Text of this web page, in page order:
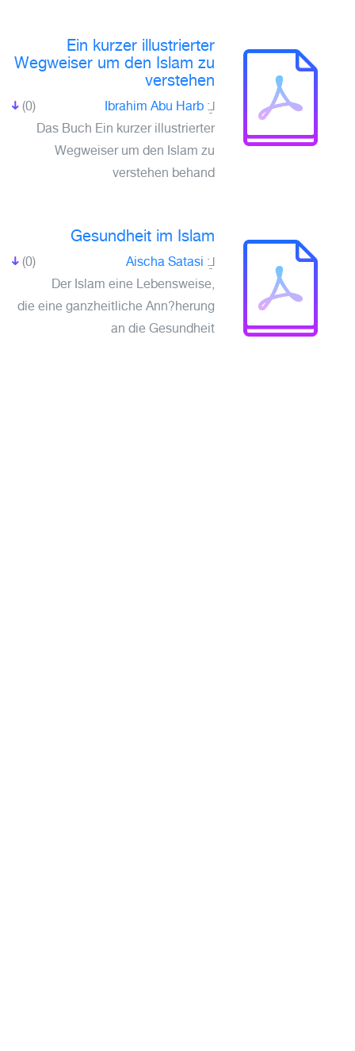
Ein kurzer illustrierter
Wegweiser um den Islam zu
verstehen
(0) لـِ: Ibrahim Abu Harb
Das Buch Ein kurzer illustrierter
Wegweiser um den Islam zu
verstehen behand
Gesundheit im Islam
(0) لـِ: Aischa Satasi
Der Islam eine Lebensweise,
die eine ganzheitliche Ann?herung
an die Gesundheit